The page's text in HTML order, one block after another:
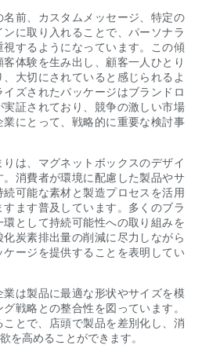
前、カスタムメッセージ、特定の
に取り入れることで、パーソナラ
するようになっています。この傾
体験を生み出し、顧客一人ひとり
大切にされていると感じられるよ
ズされたパッケージはブランドロ
証されており、競争の激しい市場
にとって、戦略的に重要な検討事
は、マグネットボックスのデザイ
消費者が環境に配慮した製品やサ
可能な素材と製造プロセスを活用
ます普及しています。多くのブラ
として持続可能性への取り組みを
炭素排出量の削減に尽力しながら
ージを提供することを表明してい
は製品に最適な形状やサイズを模
戦略との整合性を図っています。
とで、店頭​​で製品を差別化し、消
を高めることができます。